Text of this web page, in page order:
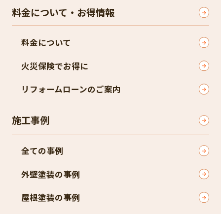
料金について・お得情報
料金について
火災保険でお得に
リフォームローンのご案内
施工事例
全ての事例
外壁塗装の事例
屋根塗装の事例